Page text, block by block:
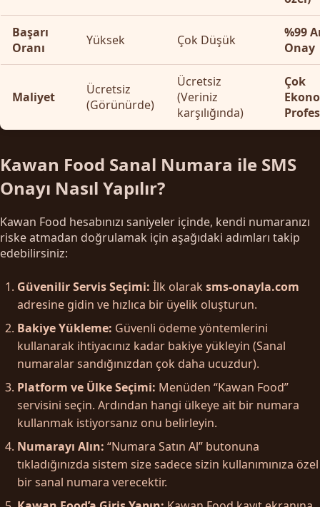
Başarı
Oranı
Yüksek Çok Düşük
%99
Onay
Maliyet
Ücretsiz
(Görünürde)
Ücretsiz
(Veriniz
karşılığında)
Çok
Kawan Food Sanal Numara ile SMS
Onayı Nasıl Yapılır?
Kawan Food hesabınızı saniyeler içinde, kendi numaranızı
riske atmadan doğrulamak için aşağıdaki adımları takip
edebilirsiniz:
Güvenilir Servis Seçimi: İlk olarak sms-onayla.com
adresine gidin ve hızlıca bir üyelik oluşturun.
Bakiye Yükleme: Güvenli ödeme yöntemlerini
kullanarak ihtiyacınız kadar bakiye yükleyin (Sanal
numaralar sandığınızdan çok daha ucuzdur).
Platform ve Ülke Seçimi: Menüden “Kawan Food”
servisini seçin. Ardından hangi ülkeye ait bir numara
kullanmak istiyorsanız onu belirleyin.
Numarayı Alın: “Numara Satın Al” butonuna
tıkladığınızda sistem size sadece sizin kullanımınıza özel
bir sanal numara verecektir.